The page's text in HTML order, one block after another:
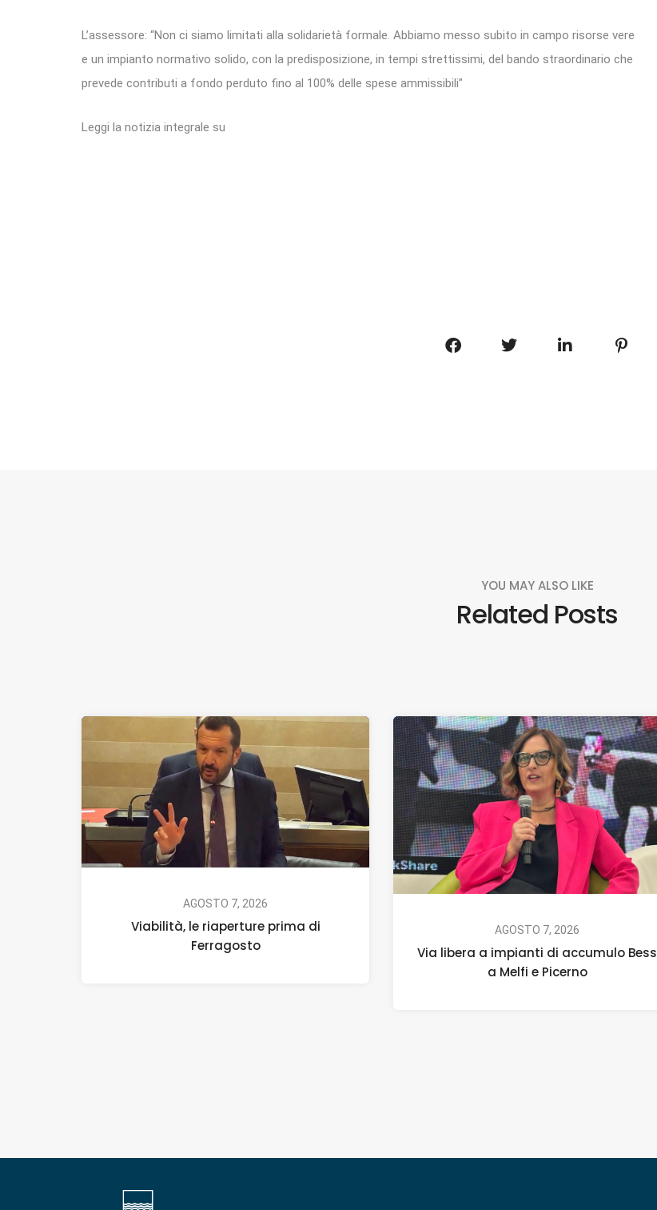
L’assessore: “Non ci siamo limitati alla solidarietà formale. Abbiamo messo subito in campo risorse vere
e un impianto normativo solido, con la predisposizione, in tempi strettissimi, del bando straordinario che
prevede contributi a fondo perduto fino al 100% delle spese ammissibili”
Leggi la notizia integrale su
YOU MAY ALSO LIKE
Related Posts
AGOSTO 7, 2026
Viabilità, le riaperture prima di
Ferragosto
AGOSTO 7, 2026
Via libera a impianti di accumulo Bess
a Melfi e Picerno